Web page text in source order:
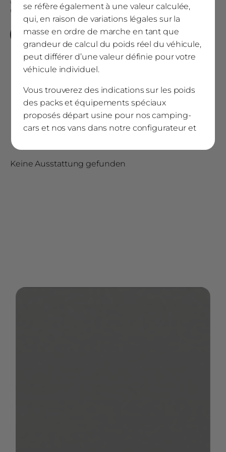
véhicule individuel est suffisante, ce dernier peut être rempli à sa capacité de
remplissage maximale.
Comparer les modèles
Équipement
Keine Ausstattung gefunden
se réfère également à une valeur calculée,
qui, en raison de variations légales sur la
masse en ordre de marche en tant que
grandeur de calcul du poids réel du véhicule,
peut différer d’une valeur définie pour votre
véhicule individuel.
Vous trouverez des indications sur les poids
des packs et équipements spéciaux
proposés départ usine pour nos camping-
cars et nos vans dans notre configurateur et
5) Charge utile et charge utile minimale
3 500